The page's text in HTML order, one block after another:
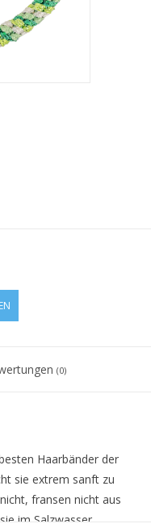
(0)
Haarbänder der
sie extrem sanft zu
fransen nicht aus
im Salzwasser